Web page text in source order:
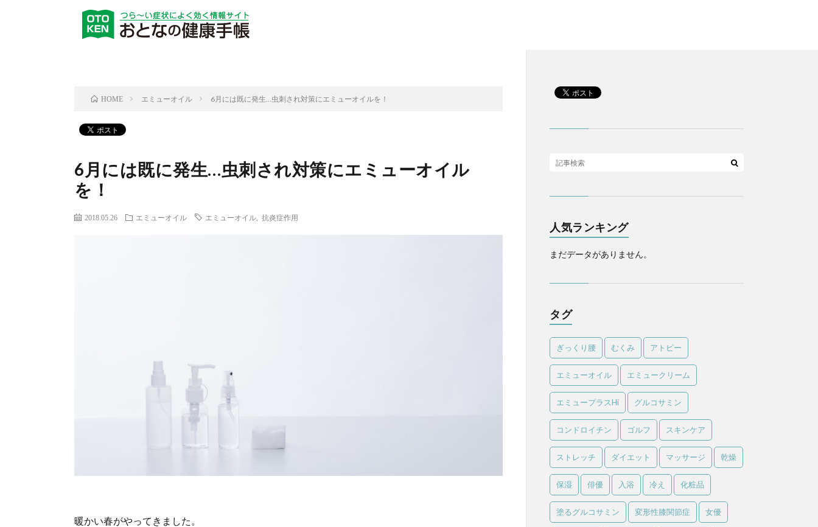
HOME エミューオイル 6月には既に発生…虫刺され対策にエミューオイルを！
6月には既に発生…虫刺され対策にエミューオイル
を！
2018.05.26 エミューオイル エミューオイル 抗炎症作用
暖かい春がやってきました。
人気ランキング
まだデータがありません。
タグ
ぎっくり腰 むくみ アトピー
エミューオイル エミュークリーム
エミュープラスHi グルコサミン
コンドロイチン ゴルフ スキンケア
ストレッチ ダイエット マッサージ 乾燥
保湿 俳優 入浴 冷え 化粧品
塗るグルコサミン 変形性膝関節症 女優